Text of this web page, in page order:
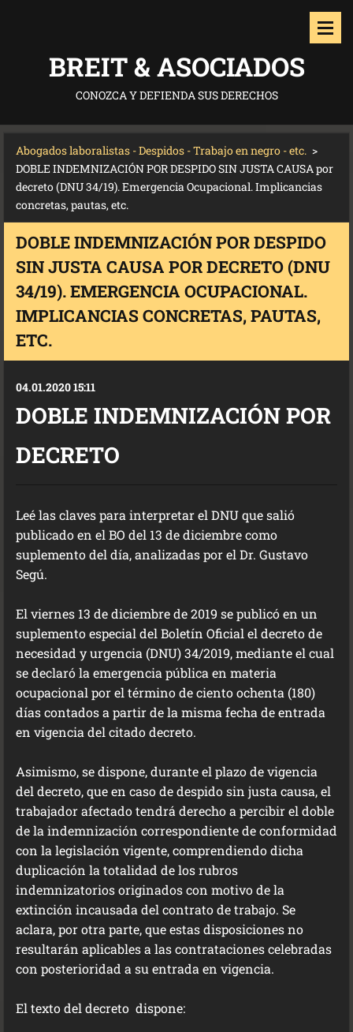
BREIT & ASOCIADOS
CONOZCA Y DEFIENDA SUS DERECHOS
Abogados laboralistas - Despidos - Trabajo en negro - etc. >
DOBLE INDEMNIZACIÓN POR DESPIDO SIN JUSTA CAUSA por
decreto (DNU 34/19). Emergencia Ocupacional. Implicancias
concretas, pautas, etc.
DOBLE INDEMNIZACIÓN POR DESPIDO
SIN JUSTA CAUSA POR DECRETO (DNU
34/19). EMERGENCIA OCUPACIONAL.
IMPLICANCIAS CONCRETAS, PAUTAS,
ETC.
04.01.2020 15:11
DOBLE INDEMNIZACIÓN POR
DECRETO
Leé las claves para interpretar el DNU que salió
publicado en el BO del 13 de diciembre como
suplemento del día, analizadas por el Dr. Gustavo
Segú.
El viernes 13 de diciembre de 2019 se publicó en un
suplemento especial del Boletín Oficial el decreto de
necesidad y urgencia (DNU) 34/2019, mediante el cual
se declaró la emergencia pública en materia
ocupacional por el término de ciento ochenta (180)
días contados a partir de la misma fecha de entrada
en vigencia del citado decreto.
Asimismo, se dispone, durante el plazo de vigencia
del decreto, que en caso de despido sin justa causa, el
trabajador afectado tendrá derecho a percibir el doble
de la indemnización correspondiente de conformidad
con la legislación vigente, comprendiendo dicha
duplicación la totalidad de los rubros
indemnizatorios originados con motivo de la
extinción incausada del contrato de trabajo. Se
aclara, por otra parte, que estas disposiciones no
resultarán aplicables a las contrataciones celebradas
con posterioridad a su entrada en vigencia.
El texto del decreto dispone: